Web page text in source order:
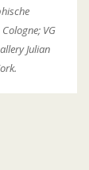
VG
Julian